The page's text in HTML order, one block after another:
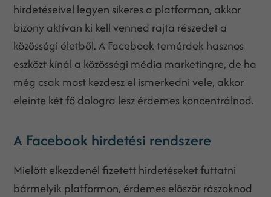
hirdetéseivel legyen sikeres a platformon, akkor
bizony aktívan ki kell venned rajta részedet a
közösségi életből. A Facebook temérdek hasznos
eszközt kínál a közösségi média marketingre, de ha
még csak most kezdesz el ismerkedni vele, akkor
eleinte két fő dologra lesz érdemes koncentrálnod.
A Facebook hirdetési rendszere
Mielőtt elkezdenél fizetett hirdetéseket futtatni
bármelyik platformon, érdemes először rászoknod